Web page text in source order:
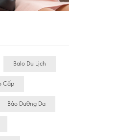
Balo Du Lịch
Cấp
Bảo Dưỡng Da